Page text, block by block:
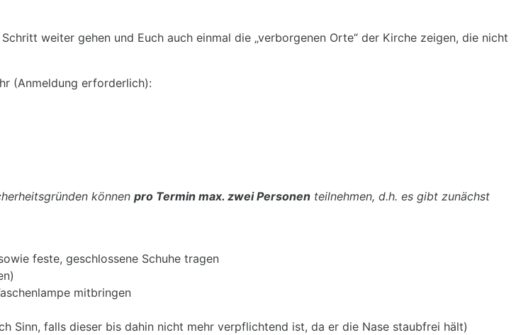
weiter gehen und Euch auch einmal die „verborgenen Orte“ der Kirche zeigen, die nicht
(Anmeldung erforderlich):
können pro Termin max. zwei Personen teilnehmen, d.h. es gibt zunächst
feste, geschlossene Schuhe tragen
mitbringen
Sinn, falls dieser bis dahin nicht mehr verpflichtend ist, da er die Nase staubfrei hält)